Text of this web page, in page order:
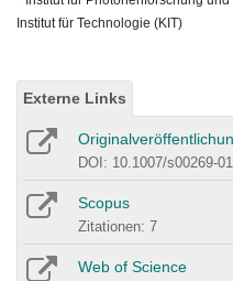
Institut für Technologie (KIT)
Externe Links
DOI: 10.1007/s00269-
Scopus
Zitationen: 7
Web of Science